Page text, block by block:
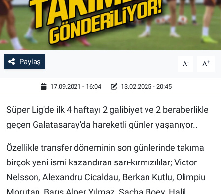
Paylaş A- A+
17.09.2021 - 16:04 13.02.2025 - 20:45
Süper Lig'de ilk 4 haftayı 2 galibiyet ve 2 beraberlikle
geçen Galatasaray'da hareketli günler yaşanıyor..
Özellikle transfer döneminin son günlerinde takıma
birçok yeni ismi kazandıran sarı-kırmızılılar; Victor
Nelsson, Alexandru Cicaldau, Berkan Kutlu, Olimpiu
Morutan, Barış Alper Yılmaz, Sacha Boey, Halil